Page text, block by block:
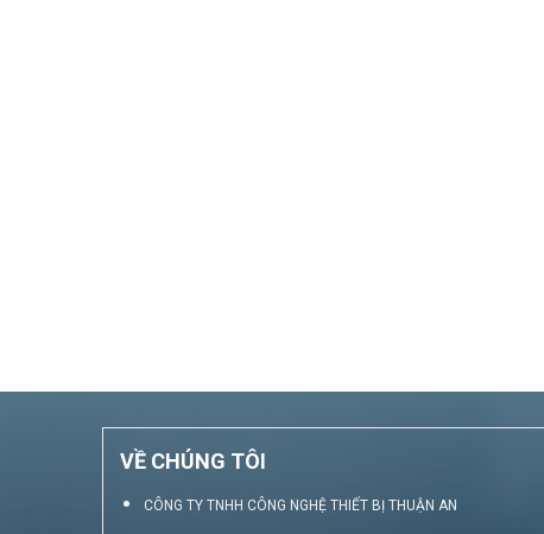
VỀ CHÚNG TÔI
CÔNG TY TNHH CÔNG NGHỆ THIẾT BỊ THUẬN AN